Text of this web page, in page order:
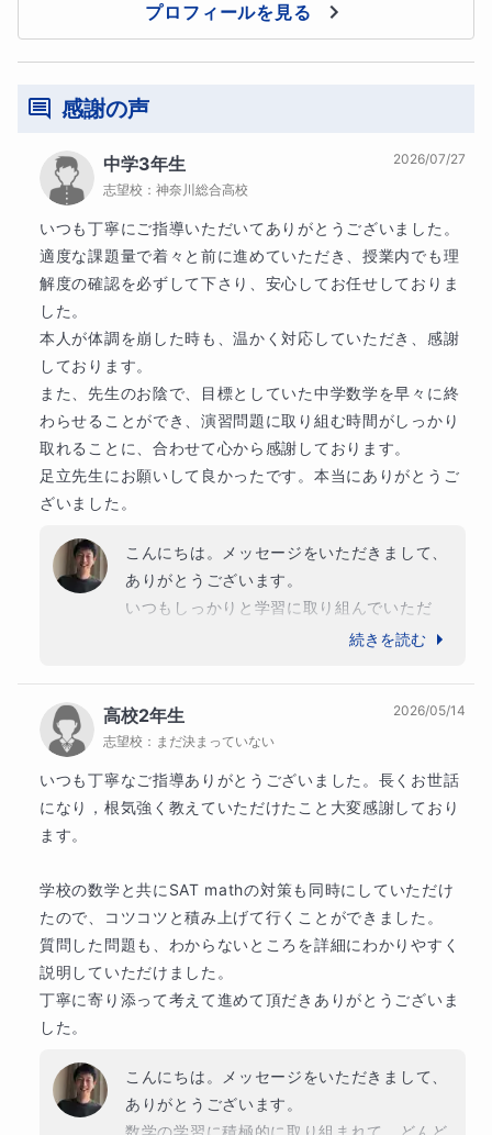
プロフィールを見る
感謝の声
中学3年生
志望校： 神奈川総合高校
2026/07/27
いつも丁寧にご指導いただいてありがとうございました。
適度な課題量で着々と前に進めていただき、授業内でも理
解度の確認を必ずして下さり、安心してお任せしておりま
した。
本人が体調を崩した時も、温かく対応していただき、感謝
しております。
また、先生のお陰で、目標としていた中学数学を早々に終
わらせることができ、演習問題に取り組む時間がしっかり
取れることに、合わせて心から感謝しております。
足立先生にお願いして良かったです。本当にありがとうご
ざいました。
こんにちは。メッセージをいただきまして、
ありがとうございます。
いつもしっかりと学習に取り組んでいただ
き、早期に中学数学の課程を終えることがで
毎回の宿題をきっちりとこなされて、自主的
に教科書を読んで先取り学習をされるなど、
ご家庭での学習の習慣ができておられること
が、大きな成果につながりました。
これからますます、大きくチャレンジして飛
続きを読む
高校2年生
志望校： まだ決まっていない
2026/05/14
いつも丁寧なご指導ありがとうございました。長くお世話
になり，根気強く教えていただけたこと大変感謝しており
ます。
学校の数学と共にSAT mathの対策も同時にしていただけ
たので、コツコツと積み上げて行くことができました。
質問した問題も、わからないところを詳細にわかりやすく
説明していただけました。
丁寧に寄り添って考えて進めて頂だきありがとうございま
した。
こんにちは。メッセージをいただきまして、
ありがとうございます。